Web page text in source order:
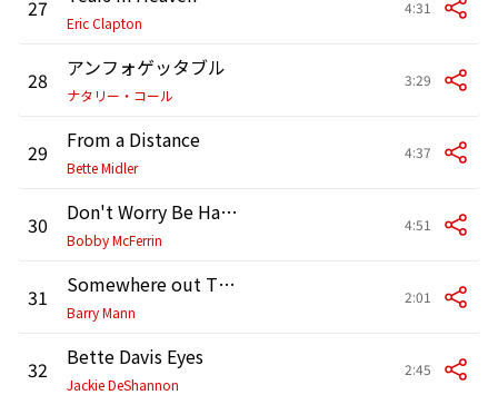
27
Eric Clapton
4:31
28 アンフォゲッタブル
ナタリー・コール
3:29
29 From a Distance
Bette Midler
4:37
30 Don't Worry Be Happy
Bobby McFerrin
4:51
31 Somewhere out There
Barry Mann
2:01
32 Bette Davis Eyes
Jackie DeShannon
2:45